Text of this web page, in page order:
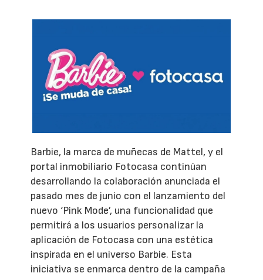
Barbie, la marca de muñecas de Mattel, y el
portal inmobiliario Fotocasa continúan
desarrollando la colaboración anunciada el
pasado mes de junio con el lanzamiento del
nuevo ‘Pink Mode’, una funcionalidad que
permitirá a los usuarios personalizar la
aplicación de Fotocasa con una estética
inspirada en el universo Barbie. Esta
iniciativa se enmarca dentro de la campaña